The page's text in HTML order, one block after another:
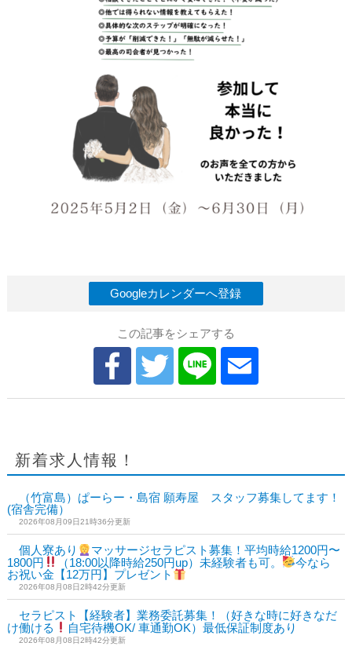
Googleカレンダーへ登録
この記事をシェアする
新着求人情報！
（竹富島）ぱーらー・島宿 願寿屋 スタッフ募集してます！
(宿舎完備）
2026年08月09日21時36分更新
個人寮あり
マッサージセラピスト募集！平均時給1200円〜
1800円
（18:00以降時給250円up）未経験者も可。
今なら
お祝い金【12万円】プレゼント
2026年08月08日2時42分更新
セラピスト【経験者】業務委託募集！（好きな時に好きなだ
け働ける
自宅待機OK/ 車通勤OK）最低保証制度あり
2026年08月08日2時42分更新